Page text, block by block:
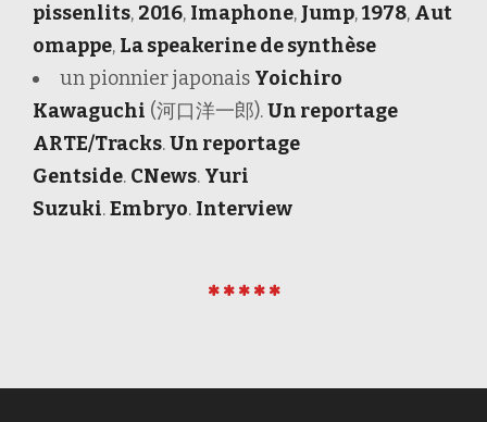
pissenlits, 2016, Imaphone, Jump,1978, Aut
omappe, La speakerine de synthèse
un pionnier japonais Yoichiro
Kawaguchi (河口洋一郎).Un reportage
ARTE/Tracks.Un reportage
Gentside. CNews. Yuri
Suzuki.Embryo. Interview